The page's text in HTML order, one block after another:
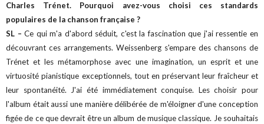
Charles Trénet. Pourquoi avez-vous choisi ces standards
populaires de la chanson française ?
SL –Ce qui m'a d'abord séduit, c'est la fascination que j'ai ressentie en
découvrant ces arrangements. Weissenberg s'empare des chansons de
Trénet et les métamorphose avec une imagination, un esprit et une
virtuosité pianistique exceptionnels, tout en préservant leur fraîcheur et
leur spontanéité. J'ai été immédiatement conquise. Les choisir pour
l'album était aussi une manière délibérée de m'éloigner d'une conception
figée de ce que devrait être un album de musique classique. Je souhaitais